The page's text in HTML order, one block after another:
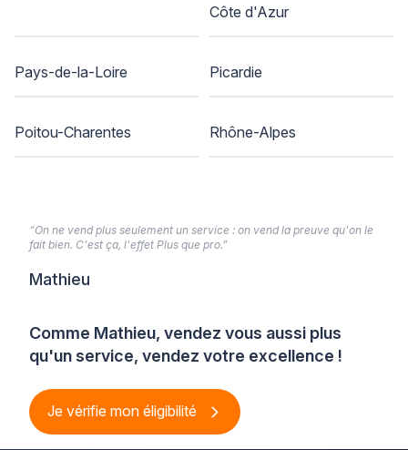
Côte d'Azur
Pays-de-la-Loire Picardie
Poitou-Charentes Rhône-Alpes
Comme Mathieu, vendez vous aussi plus
qu'un service, vendez votre excellence !
Je vérifie mon éligibilité
“On ne vend plus seulement un service : on vend la preuve qu'on le
fait bien. C'est ça, l'effet Plus que pro.”
Mathieu